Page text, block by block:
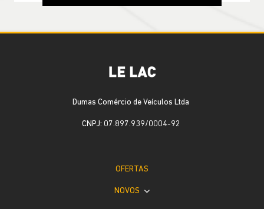
Dumas Comércio de Veículos Ltda
CNPJ: 07.897.939/0004-92
OFERTAS
NOVOS